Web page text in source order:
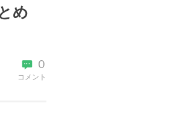
め
0
コメント